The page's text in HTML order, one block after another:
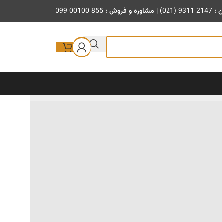
:
(021) 9311 2147
| مشاوره و فروش : 099 00100 855